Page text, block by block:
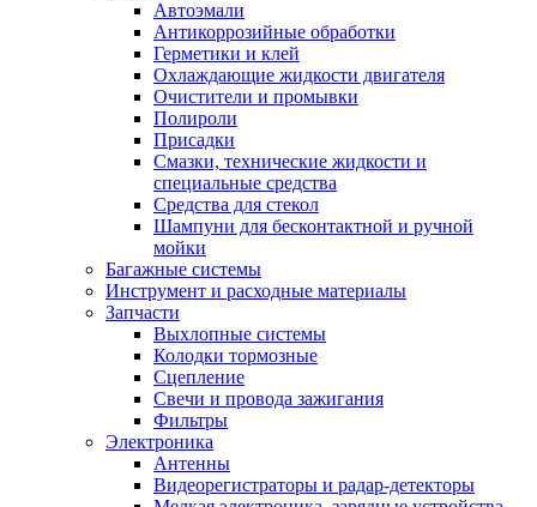
Автоэмали
Антикоррозийные обработки
Герметики и клей
Охлаждающие жидкости двигателя
Очистители и промывки
Полироли
Присадки
Смазки, технические жидкости и
специальные средства
Средства для стекол
Шампуни для бесконтактной и ручной
мойки
Багажные системы
Инструмент и расходные материалы
Запчасти
Выхлопные системы
Колодки тормозные
Сцепление
Свечи и провода зажигания
Фильтры
Электроника
Антенны
Видеорегистраторы и радар-детекторы